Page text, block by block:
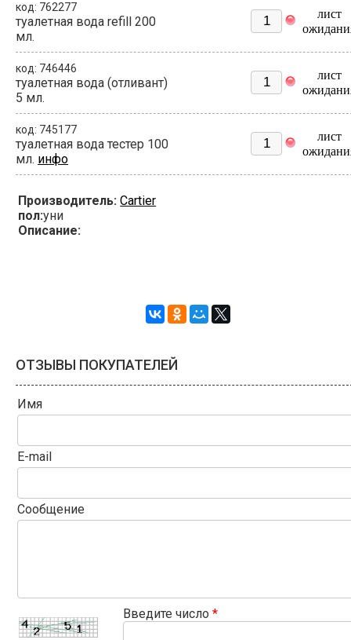
код: 762277
туалетная вода refill 200
мл.
лист
код: 746446
туалетная вода (отливант)
5 мл.
лист
код: 745177
туалетная вода тестер 100
мл. инфо
лист
Производитель: Cartier
пол:уни
Описание:
ОТЗЫВЫ ПОКУПАТЕЛЕЙ
Имя
E-mail
Сообщение
Введите число *